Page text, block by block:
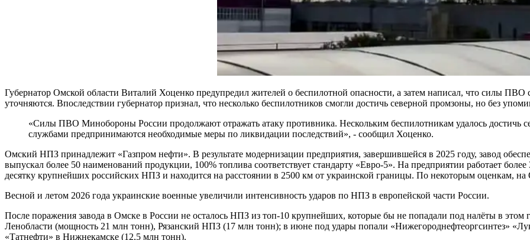
Губернатор Омской области Виталий Хоценко предупредил жителей о беспилотной опасности, а затем написал, что силы ПВО
уточняются. Впоследствии губернатор признал, что несколько беспилотников смогли достичь северной промзоны, но без
«Силы ПВО Минобороны России продолжают отражать атаку противника. Нескольким беспилотникам удалось достичь
службами предпринимаются необходимые меры по ликвидации последствий», - сообщил Хоценко.
Омский НПЗ принадлежит «Газпром нефти». В результате модернизации предприятия, завершившейся в 2025 году, завод
выпускал более 50 наименований продукции, 100% топлива соответствует стандарту «Евро-5». На предприятии работает
десятку крупнейших российских НПЗ и находится на расстоянии в 2500 км от украинской границы. По некоторым оценкам,
Весной и летом 2026 года украинские военные увеличили интенсивность ударов по НПЗ в европейской части России.
После поражения завода в Омске в России не осталось НПЗ из топ-10 крупнейших, которые бы не попадали под налёты в
Ленобласти (мощность 21 млн тонн), Рязанский НПЗ (17 млн тонн); в июне под удары попали «Нижегороднефтеоргсинтез»
«Татнефти» в Нижнекамске (12,5 млн тонн).